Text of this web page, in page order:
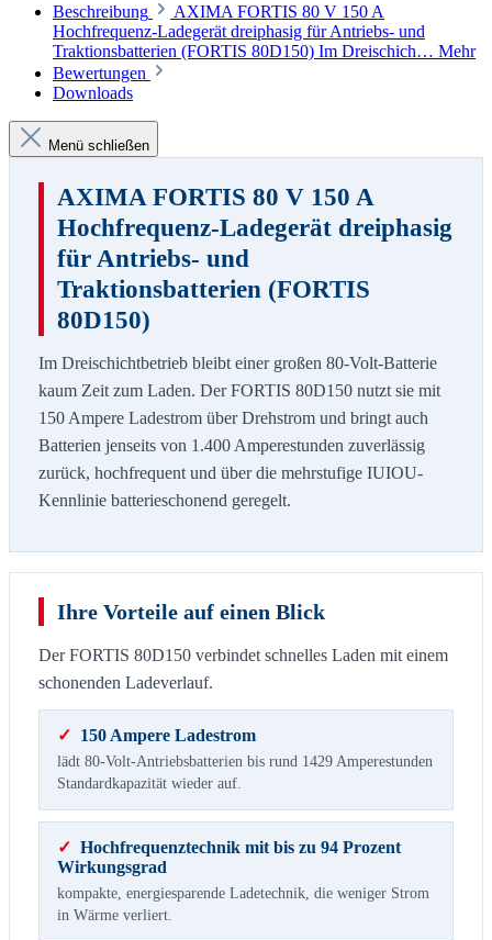
Beschreibung
AXIMA FORTIS 80 V 150 A
Hochfrequenz-Ladegerät dreiphasig für Antriebs- und
Traktionsbatterien (FORTIS 80D150) Im Dreischich… Mehr
Bewertungen
Downloads
Menü schließen
AXIMA FORTIS 80 V 150 A
Hochfrequenz-Ladegerät dreiphasig
für Antriebs- und
Traktionsbatterien (FORTIS
80D150)
Im Dreischichtbetrieb bleibt einer großen 80-Volt-Batterie
kaum Zeit zum Laden. Der FORTIS 80D150 nutzt sie mit
150 Ampere Ladestrom über Drehstrom und bringt auch
Batterien jenseits von 1.400 Amperestunden zuverlässig
zurück, hochfrequent und über die mehrstufige IUIOU-
Kennlinie batterieschonend geregelt.
Ihre Vorteile auf einen Blick
Der FORTIS 80D150 verbindet schnelles Laden mit einem
schonenden Ladeverlauf.
✓ 150 Ampere Ladestrom
lädt 80-Volt-Antriebsbatterien bis rund 1429 Amperestunden
Standardkapazität wieder auf.
✓ Hochfrequenztechnik mit bis zu 94 Prozent
Wirkungsgrad
kompakte, energiesparende Ladetechnik, die weniger Strom
in Wärme verliert.